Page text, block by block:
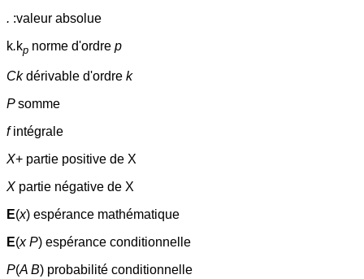
. :valeur absolue
k.kp norme d'ordre p
Ckdérivable d'ordre k
Psomme
fintégrale
X+ partie positive de X
X partie négative de X
E(x) espérance mathématique
E(x P) espérance conditionnelle
P(A B) probabilité conditionnelle